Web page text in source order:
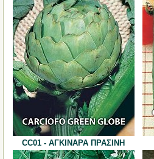
CC01 - ΑΓΚΙΝΑΡΑ ΠΡΑΣΙΝΗ